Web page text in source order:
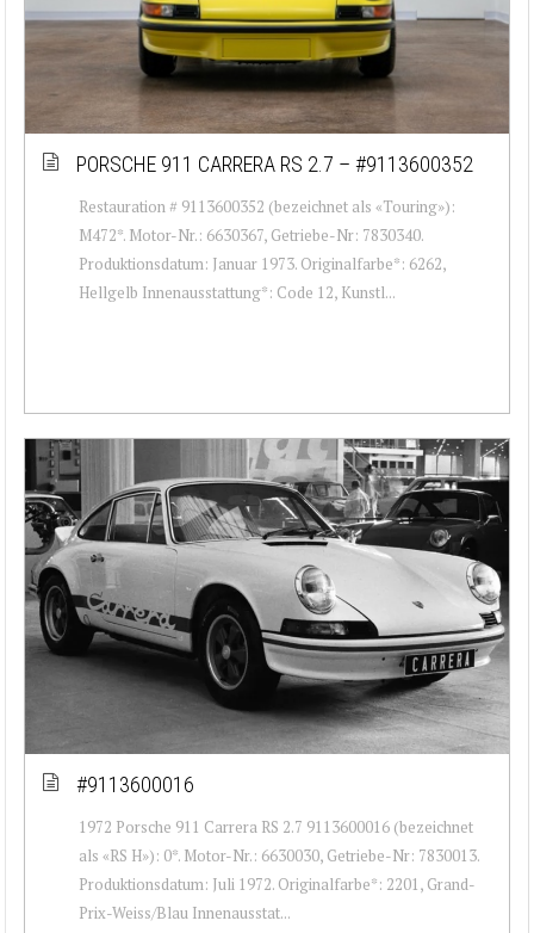
PORSCHE 911 CARRERA RS 2.7 – #9113600352
Restauration # 9113600352 (bezeichnet als «Touring»):
M472*. Motor-Nr.: 6630367, Getriebe-Nr: 7830340.
Produktionsdatum: Januar 1973. Originalfarbe*: 6262,
Hellgelb Innenausstattung*: Code 12, Kunstl...
#9113600016
1972 Porsche 911 Carrera RS 2.7 9113600016 (bezeichnet
als «RS H»): 0*. Motor-Nr.: 6630030, Getriebe-Nr: 7830013.
Produktionsdatum: Juli 1972. Originalfarbe*: 2201, Grand-
Prix-Weiss/Blau Innenausstat...